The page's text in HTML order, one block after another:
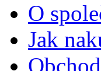
O
Jak